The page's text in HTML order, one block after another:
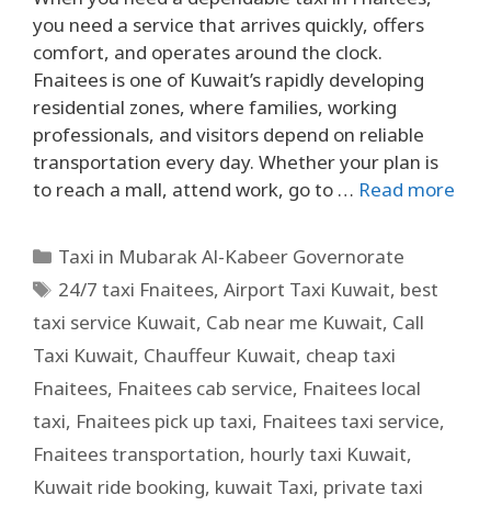
you need a service that arrives quickly, offers
comfort, and operates around the clock.
Fnaitees is one of Kuwait’s rapidly developing
residential zones, where families, working
professionals, and visitors depend on reliable
transportation every day. Whether your plan is
to reach a mall, attend work, go to … Read more
Taxi in Mubarak Al-Kabeer Governorate
24/7 taxi Fnaitees,Airport Taxi Kuwait, best
taxi service Kuwait, Cab near me Kuwait, Call
Taxi Kuwait, Chauffeur Kuwait, cheap taxi
Fnaitees, Fnaitees cab service, Fnaitees local
taxi, Fnaitees pick up taxi, Fnaitees taxi service,
Fnaitees transportation, hourly taxi Kuwait,
Kuwait ride booking, kuwait Taxi, private taxi